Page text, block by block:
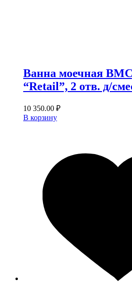
Ванна моечная
“Retail”, 2 отв. д/
10 350.00 ₽
В корзину